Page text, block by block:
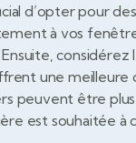
d’opter pour
à vos
considérez
une meilleure
peuvent être
est souhaitée à